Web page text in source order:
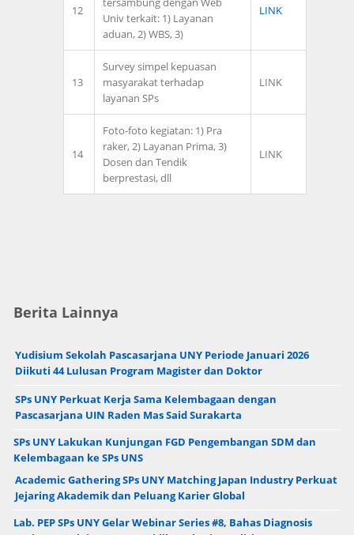
12
Univ terkait: 1) Layanan
aduan, 2) WBS, 3)
LINK
13
Survey simpel kepuasan
masyarakat terhadap
layanan SPs
LINK
14
Foto-foto kegiatan: 1) Pra
raker, 2) Layanan Prima, 3)
Dosen dan Tendik
berprestasi, dll
LINK
Berita Lainnya
Yudisium Sekolah Pascasarjana UNY Periode Januari 2026
Diikuti 44 Lulusan Program Magister dan Doktor
SPs UNY Perkuat Kerja Sama Kelembagaan dengan
Pascasarjana UIN Raden Mas Said Surakarta
SPs UNY Lakukan Kunjungan FGD Pengembangan SDM dan
Kelembagaan ke SPs UNS
Academic Gathering SPs UNY Matching Japan Industry Perkuat
Jejaring Akademik dan Peluang Karier Global
Lab. PEP SPs UNY Gelar Webinar Series #8, Bahas Diagnosis